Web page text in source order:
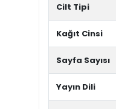
Cilt Tipi
Kağıt Cinsi
Sayfa Sayısı
Yayın Dili